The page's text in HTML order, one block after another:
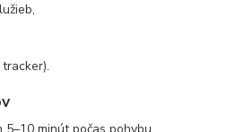
minút počas pohybu,